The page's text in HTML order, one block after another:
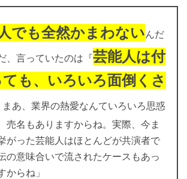
でも全然かまわないんだ
、言っていたのは『芸能人は付
も、いろいろ面倒くさ
まあ、業界の熱愛なんていろいろ思惑
売名もありますからね。実際、今ま
がった芸能人はほとんどが共演者で
の意味合いで流されたケースもあっ
からね」